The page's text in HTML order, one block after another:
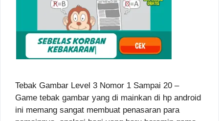
Tebak Gambar Level 3 Nomor 1 Sampai 20 –
Game tebak gambar yang di mainkan di hp android
ini memang sangat membuat penasaran para